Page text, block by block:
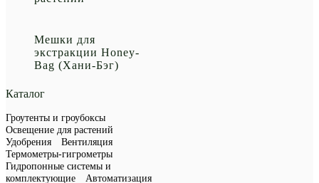
Мешки для
экстракции Honey-
Bag (Хани-Бэг)
Каталог
Гроутенты и гроубоксы
Освещение для растений
Удобрения
Вентиляция
Термометры-гигрометры
Гидропонные системы и
комплектующие
Автоматизация